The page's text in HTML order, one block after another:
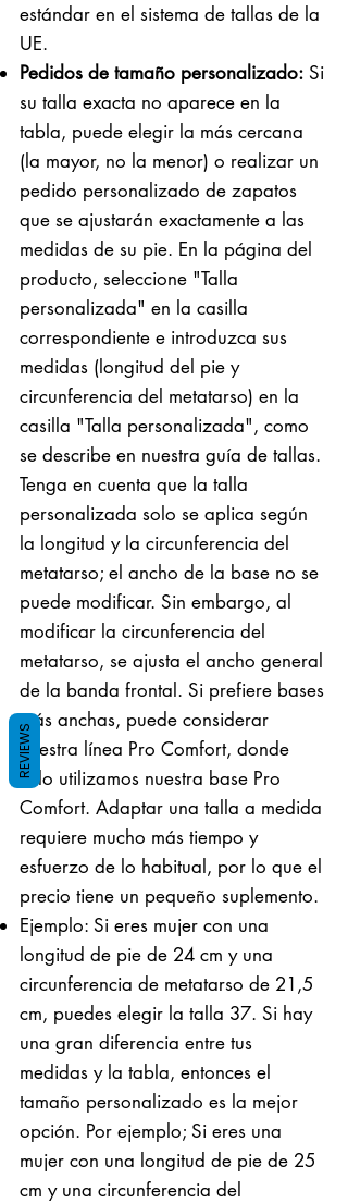
estándar en el sistema de tallas de la
UE.
Pedidos de tamaño personalizado: Si
su talla exacta no aparece en la
tabla, puede elegir la más cercana
(la mayor, no la menor) o realizar un
pedido personalizado de zapatos
que se ajustarán exactamente a las
medidas de su pie. En la página del
producto, seleccione "Talla
personalizada" en la casilla
correspondiente e introduzca sus
medidas (longitud del pie y
circunferencia del metatarso) en la
casilla "Talla personalizada", como
se describe en nuestra guía de tallas.
Tenga en cuenta que la talla
personalizada solo se aplica según
la longitud y la circunferencia del
metatarso; el ancho de la base no se
puede modificar. Sin embargo, al
modificar la circunferencia del
metatarso, se ajusta el ancho general
de la banda frontal. Si prefiere bases
más anchas, puede considerar
nuestra línea Pro Comfort, donde
solo utilizamos nuestra base Pro
Comfort. Adaptar una talla a medida
requiere mucho más tiempo y
esfuerzo de lo habitual, por lo que el
precio tiene un pequeño suplemento.
Ejemplo: Si eres mujer con una
longitud de pie de 24 cm y una
circunferencia de metatarso de 21,5
cm, puedes elegir la talla 37. Si hay
una gran diferencia entre tus
medidas y la tabla, entonces el
tamaño personalizado es la mejor
opción. Por ejemplo; Si eres una
mujer con una longitud de pie de 25
cm y una circunferencia del
REVIEWS